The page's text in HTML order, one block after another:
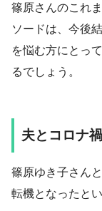
篠原さんのこれ
ソードは、今後
を悩む方にとっ
るでしょう。
夫とコロナ
篠原ゆき子さん
転機となったと